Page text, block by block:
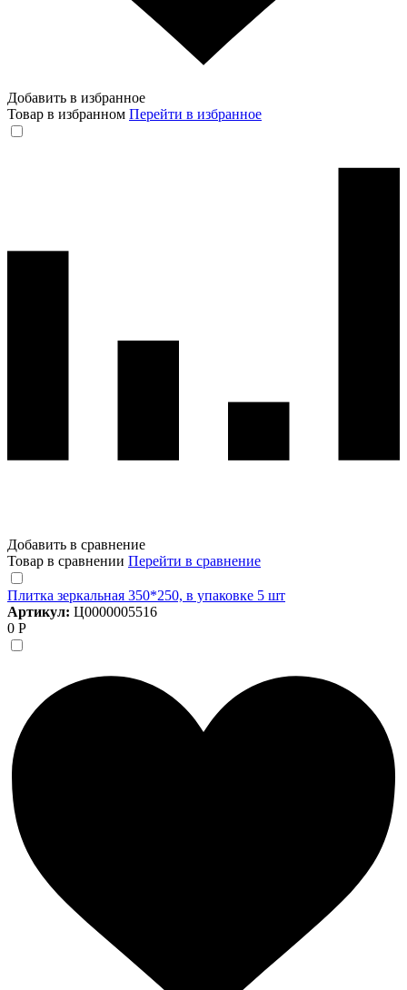
Добавить в избранное
Товар в избранном Перейти в избранное
Добавить в сравнение
Товар в сравнении Перейти в сравнение
Плитка зеркальная 350*250, в упаковке 5 шт
Артикул: Ц0000005516
0 Р